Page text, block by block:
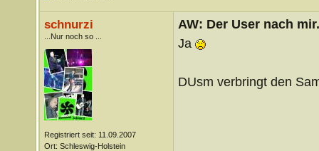
schnurzi
...Nur noch so ...
Registriert seit: 11.09.2007
Ort: Schleswig-Holstein
AW: Der User nach
Ja
DUsm verbringt den